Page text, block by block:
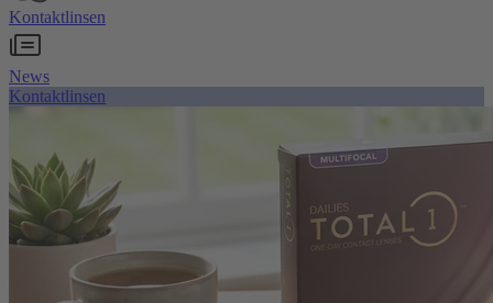
Kontaktlinsen
News
Kontaktlinsen